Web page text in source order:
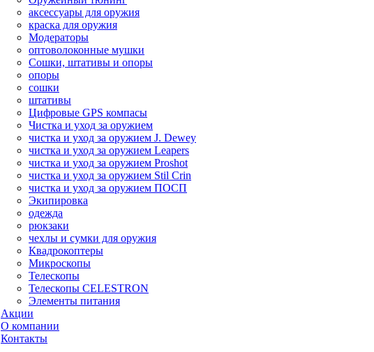
аксессуары для оружия
краска для оружия
Модераторы
оптоволоконные мушки
Сошки, штативы и опоры
опоры
сошки
штативы
Цифровые GPS компасы
Чистка и уход за оружием
чистка и уход за оружием J. Dewey
чистка и уход за оружием Leapers
чистка и уход за оружием Proshot
чистка и уход за оружием Stil Crin
чистка и уход за оружием ПОСП
Экипировка
одежда
рюкзаки
чехлы и сумки для оружия
Квадрокоптеры
Микроскопы
Телескопы
Телескопы CELESTRON
Элементы питания
Акции
О компании
Контакты